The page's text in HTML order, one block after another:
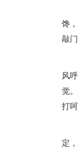
馋
敲
风
觉
打
定